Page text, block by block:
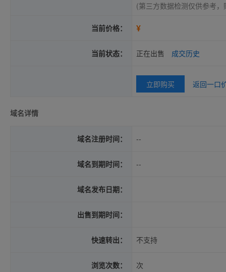
(第三方数据检测仅供参考
当前价格： ¥
当前状态： 正在出售 成交历史
立即购买 返回一口
域名详情
域名注册时间： --
域名到期时间： --
域名发布日期：
出售到期时间：
快速转出： 不支持
浏览次数： 次